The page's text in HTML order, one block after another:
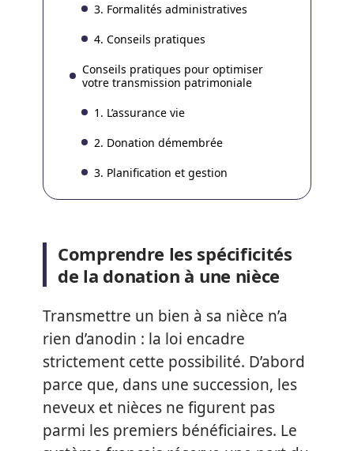
3. Formalités administratives
4. Conseils pratiques
Conseils pratiques pour optimiser
votre transmission patrimoniale
1. L’assurance vie
2. Donation démembrée
3. Planification et gestion
Comprendre les spécificités
de la donation à une nièce
Transmettre un bien à sa nièce n’a
rien d’anodin : la loi encadre
strictement cette possibilité. D’abord
parce que, dans une succession, les
neveux et nièces ne figurent pas
parmi les premiers bénéficiaires. Le